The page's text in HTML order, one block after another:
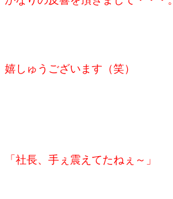
嬉しゅうございます（笑）
「社長、手ぇ震えてたねぇ～」